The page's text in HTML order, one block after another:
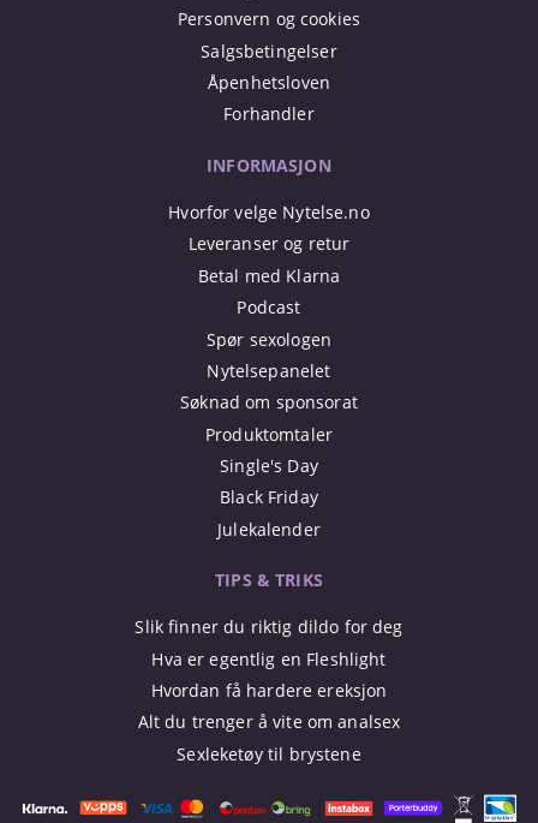
Personvern og cookies
Salgsbetingelser
Åpenhetsloven
Forhandler
INFORMASJON
Hvorfor velge Nytelse.no
Leveranser og retur
Betal med Klarna
Podcast
Spør sexologen
Nytelsepanelet
Søknad om sponsorat
Produktomtaler
Single's Day
Black Friday
Julekalender
TIPS & TRIKS
Slik finner du riktig dildo for deg
Hva er egentlig en Fleshlight
Hvordan få hardere ereksjon
Alt du trenger å vite om analsex
Sexleketøy til brystene